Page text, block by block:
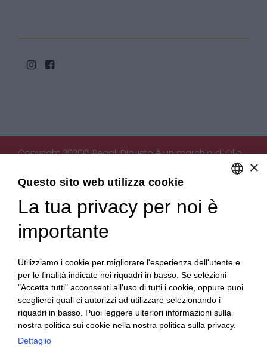
Copyright 2020© Regali Digusto è un marchio di Olio
Becchis di Becchis Danilo - Via Sommariva, 31/2/B -
10022 Carmagnola (TO) - PIVA 07980320019
×
Questo sito web utilizza cookie
La tua privacy per noi è
importante
Utilizziamo i cookie per migliorare l'esperienza dell'utente e
per le finalità indicate nei riquadri in basso. Se selezioni
"Accetta tutti" acconsenti all'uso di tutti i cookie, oppure puoi
sceglierei quali ci autorizzi ad utilizzare selezionando i
riquadri in basso. Puoi leggere ulteriori informazioni sulla
nostra politica sui cookie nella nostra politica sulla privacy.
Dettaglio